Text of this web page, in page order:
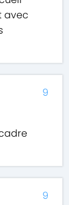
avec
9
9